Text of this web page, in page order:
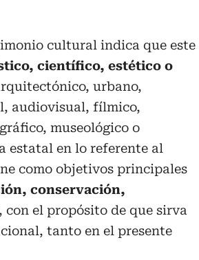
cultural indica que este
científico, estético o
urbano,
audiovisual, fílmico,
museológico o
estatal en lo referente al
como objetivos principales
conservación,
con el propósito de que sirva
tanto en el presente